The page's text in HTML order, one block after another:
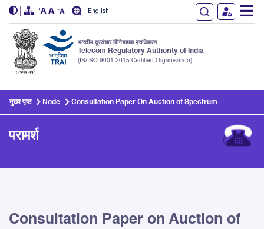
English
भारतीय दूरसंचार विनियामक प्राधिकरण
Telecom Regulatory Authority of India
(IS/ISO 9001:2015 Certified Organisation)
मुख्य पृष्ठ Node Consultation Paper On Auction of Spectrum
परामर्श
Consultation Paper on Auction of